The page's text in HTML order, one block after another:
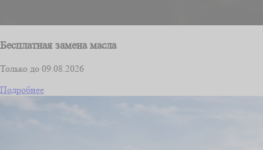
Бесплатная замена масла
Только до 09.08.2026
Подробнее